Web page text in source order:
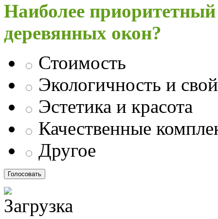
Наиболее
деревянных окон?
Стоимость
Экологичность и
Эстетика и красота
Качественные
Другое